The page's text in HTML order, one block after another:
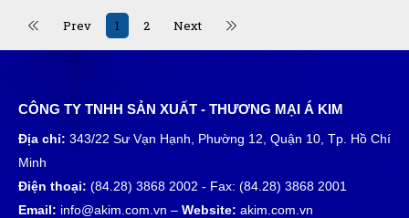
Prev 1 2 Next
CÔNG TY TNHH SẢN XUẤT - THƯƠNG MẠI Á KIM
Địa chỉ: 343/22 Sư Vạn Hạnh, Phường 12, Quận 10, Tp. Hồ Chí
Minh
Điện thoại: (84.28) 3868 2002 - Fax: (84.28) 3868 2001
Email: info@akim.com.vn – Website: akim.com.vn